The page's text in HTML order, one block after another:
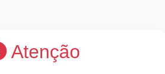
Atenção